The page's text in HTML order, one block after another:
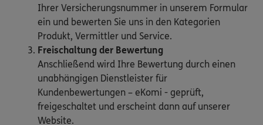
Ihrer Versicherungsnummer in unserem Formular
ein und bewerten Sie uns in den Kategorien
Produkt, Vermittler und Service.
Freischaltung der Bewertung
Anschließend wird Ihre Bewertung durch einen
unabhängigen Dienstleister für
Kundenbewertungen – eKomi - geprüft,
freigeschaltet und erscheint dann auf unserer
Website.